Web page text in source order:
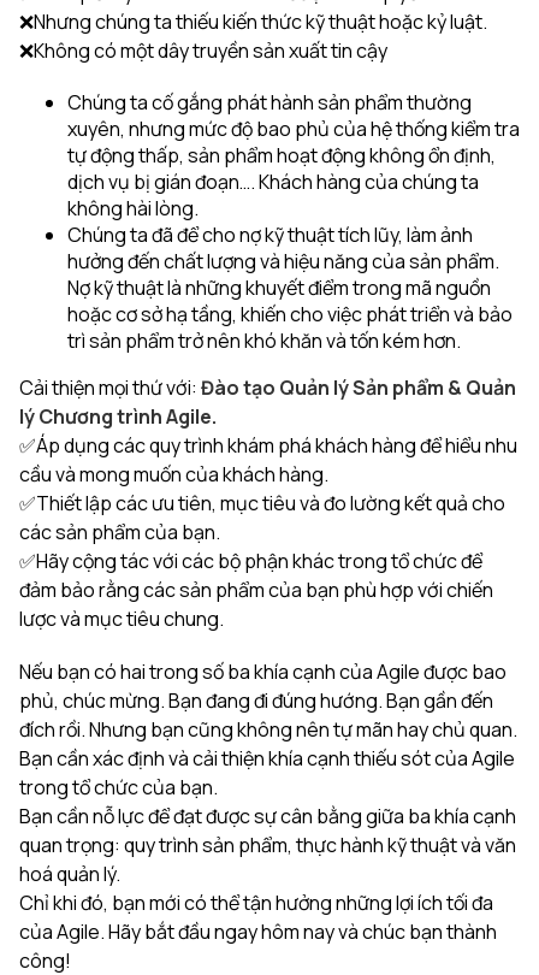
❌Nhưng chúng ta thiếu kiến thức kỹ thuật hoặc kỷ luật.
❌Không có một dây truyền sản xuất tin cậy
Chúng ta cố gắng phát hành sản phẩm thường
xuyên, nhưng mức độ bao phủ của hệ thống kiểm tra
tự động thấp, sản phẩm hoạt động không ổn định,
dịch vụ bị gián đoạn…. Khách hàng của chúng ta
không hài lòng.
Chúng ta đã để cho nợ kỹ thuật tích lũy, làm ảnh
hưởng đến chất lượng và hiệu năng của sản phẩm.
Nợ kỹ thuật là những khuyết điểm trong mã nguồn
hoặc cơ sở hạ tầng, khiến cho việc phát triển và bảo
trì sản phẩm trở nên khó khăn và tốn kém hơn.
Cải thiện mọi thứ với: Đào tạo Quản lý Sản phẩm & Quản
lý Chương trình Agile.
✅Áp dụng các quy trình khám phá khách hàng để hiểu nhu
cầu và mong muốn của khách hàng.
✅Thiết lập các ưu tiên, mục tiêu và đo lường kết quả cho
các sản phẩm của bạn.
✅Hãy cộng tác với các bộ phận khác trong tổ chức để
đảm bảo rằng các sản phẩm của bạn phù hợp với chiến
lược và mục tiêu chung.
Nếu bạn có hai trong số ba khía cạnh của Agile được bao
phủ, chúc mừng. Bạn đang đi đúng hướng. Bạn gần đến
đích rồi. Nhưng bạn cũng không nên tự mãn hay chủ quan.
Bạn cần xác định và cải thiện khía cạnh thiếu sót của Agile
trong tổ chức của bạn.
Bạn cần nỗ lực để đạt được sự cân bằng giữa ba khía cạnh
quan trọng: quy trình sản phẩm, thực hành kỹ thuật và văn
hoá quản lý.
Chỉ khi đó, bạn mới có thể tận hưởng những lợi ích tối đa
của Agile. Hãy bắt đầu ngay hôm nay và chúc bạn thành
công!